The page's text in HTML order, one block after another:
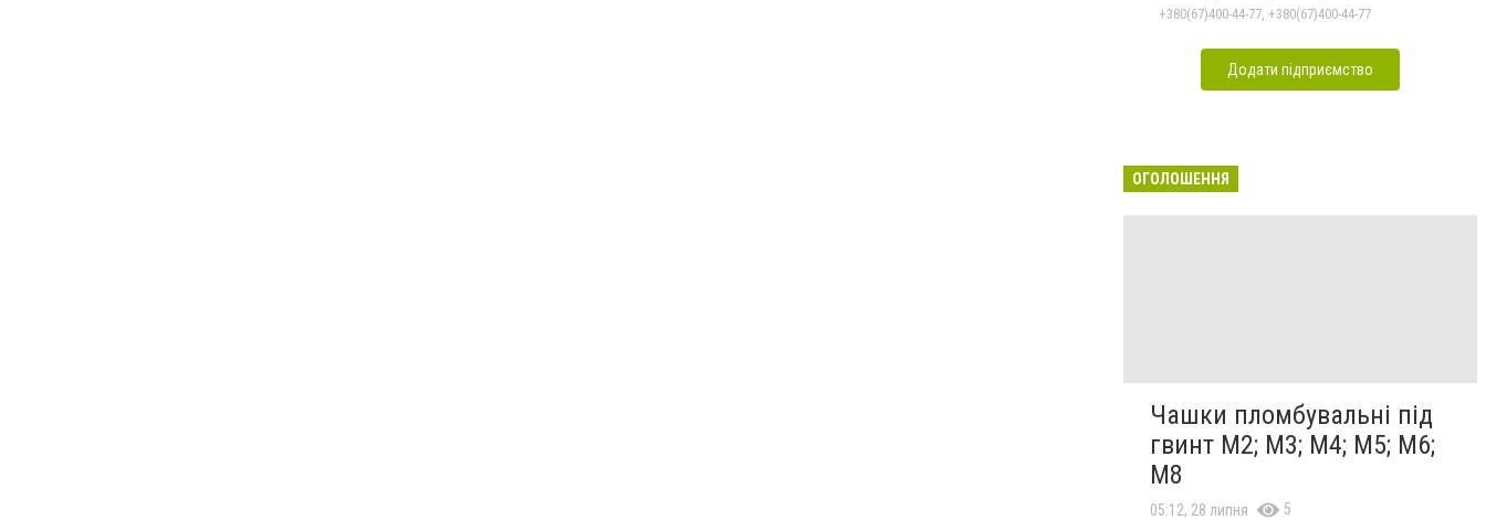
+380(67)400-44-77, +380(67)400-44-77
Додати підприємство
ОГОЛОШЕННЯ
Чашки пломбувальні під
гвинт М2; М3; М4; М5; М6;
М8
05:12, 28 липня 5